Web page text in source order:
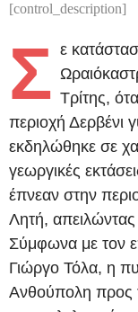
[control_description]
Σ ε
Τρίτης,
περιοχή Δερβένι
εκδηλώθηκε σε
γεωργικές
έπνεαν στην
Λητή,
Σύμφωνα με τον
Γιώργο Τόλα, η
Ανθούπολη προς